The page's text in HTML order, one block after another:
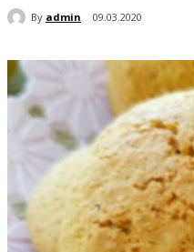
By admin 09.03.2020